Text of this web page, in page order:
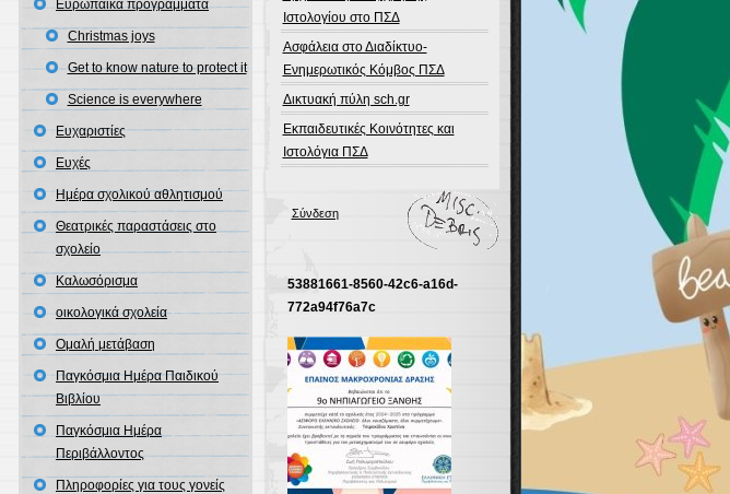
Ευρωπαϊκά προγράμματα
Christmas joys
Get to know nature to protect it
Science is everywhere
Ευχαριστίες
Ευχές
Ημέρα σχολικού αθλητισμού
Θεατρικές παραστάσεις στο
σχολείο
Καλωσόρισμα
οικολογικά σχολεία
Ομαλή μετάβαση
Παγκόσμια Ημέρα Παιδικού
Βιβλίου
Παγκόσμια Ημέρα
Περιβάλλοντος
Πληροφορίες για τους γονείς
Ιστολογίου στο ΠΣΔ
Ασφάλεια στο Διαδίκτυο-
Ενημερωτικός Κόμβος ΠΣΔ
Δικτυακή πύλη sch.gr
Εκπαιδευτικές Κοινότητες και
Ιστολόγια ΠΣΔ
Σύνδεση
53881661-8560-42c6-a16d-
772a94f76a7c